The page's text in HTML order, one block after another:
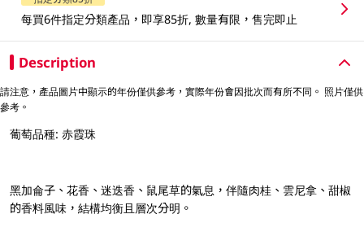
每買6件指定分類產品，即享85折, 數量有限，售完即止
Description
請注意，產品圖片中顯示的年份僅供參考，實際年份會因批次而有所不同。 照片僅供
參考。
葡萄品種: 赤霞珠
黑加侖子、花香、迷迭香、鼠尾草的氣息，伴隨肉桂、雲尼拿、甜椒
的香料風味，結構均衡且層次分明。